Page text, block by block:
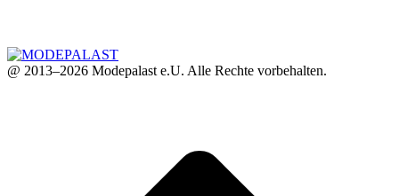
@ 2013–2026 Modepalast e.U. Alle Rechte vorbehalten.